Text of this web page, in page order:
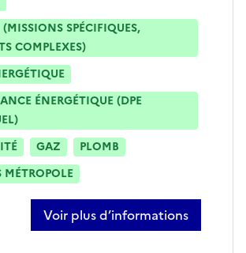
SPÉCIFIQUES,
COMPLEXES)
ÉNERGÉTIQUE (DPE
GAZ
PLOMB
MÉTROPOLE
Voir plus d’informations
sur miguel cunha